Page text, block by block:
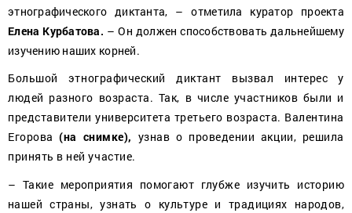
этнографического диктанта, – отметила куратор проекта
Елена Курбатова. – Он должен способствовать дальнейшему
изучению наших корней.
Большой этнографический диктант вызвал интерес у
людей разного возраста. Так, в числе участников были и
представители университета третьего возраста. Валентина
Егорова(на снимке), узнав о проведении акции, решила
принять в ней участие.
– Такие мероприятия помогают глубже изучить историю
нашей страны, узнать о культуре и традициях­ народов,